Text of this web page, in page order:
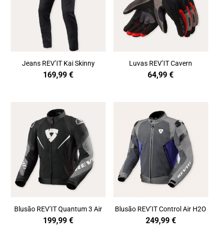
Jeans REV’IT Kai Skinny
169,99€
Luvas REV’IT Cavern
64,99€
Blusão REV’IT Quantum 3 Air
199,99€
Blusão REV’IT Control Air H2O
249,99 €